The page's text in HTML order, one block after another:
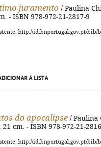
juramento / Paulina
- ISBN 978-972-21-2817-9
http://id.bnportugal.gov.pt/bib/
À LISTA
do apocalipse / Paulina
21 cm. - ISBN 978-972-21-
http://id.bnportugal.gov.pt/bib/